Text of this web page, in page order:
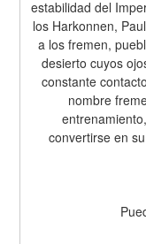
estabilidad del
los Harkonnen,
a los fremen,
desierto cuyos
constante
nombre
convertirse en